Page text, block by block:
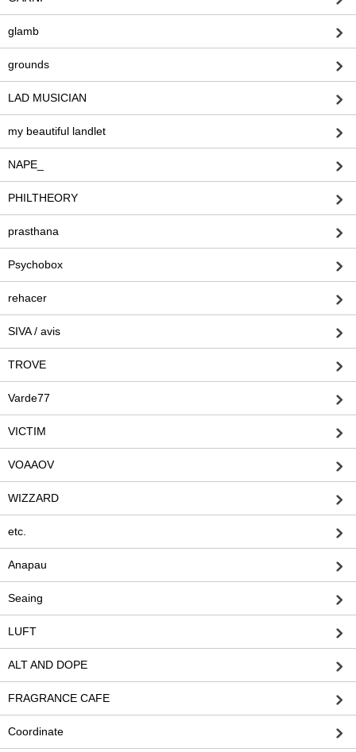
glamb
grounds
LAD MUSICIAN
my beautiful landlet
NAPE_
PHILTHEORY
prasthana
Psychobox
rehacer
SIVA / avis
TROVE
Varde77
VICTIM
VOAAOV
WIZZARD
etc.
Anapau
Seaing
LUFT
ALT AND DOPE
FRAGRANCE CAFE
Coordinate